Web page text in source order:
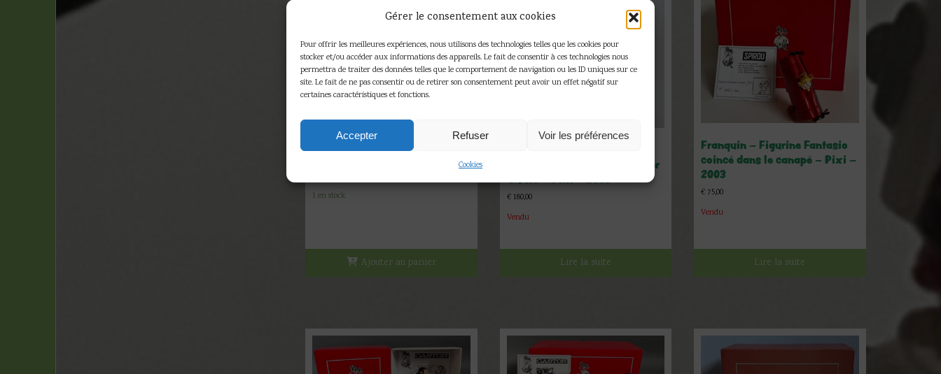
Gérer le consentement aux cookies
Pour offrir les meilleures expériences, nous utilisons des technologies telles que les cookies pour
stocker et/ou accéder aux informations des appareils. Le fait de consentir à ces technologies nous
permettra de traiter des données telles que le comportement de navigation ou les ID uniques sur ce
site. Le fait de ne pas consentir ou de retirer son consentement peut avoir un effet négatif sur
certaines caractéristiques et fonctions.
Accepter Refuser Voir les préférences
Cookies
Mortimer – Figurine Le récit de
Mortimer et Blake – Pixi –
1 en stock
Ajouter au panier
Mortimer – Figurine Mortimer
à Vélo – Pixi – 2005
€180,00
Vendu
Lire la suite
Franquin – Figurine Fantasio
coincé dans le canapé – Pixi –
2003
€ 75,00
Vendu
Lire la suite